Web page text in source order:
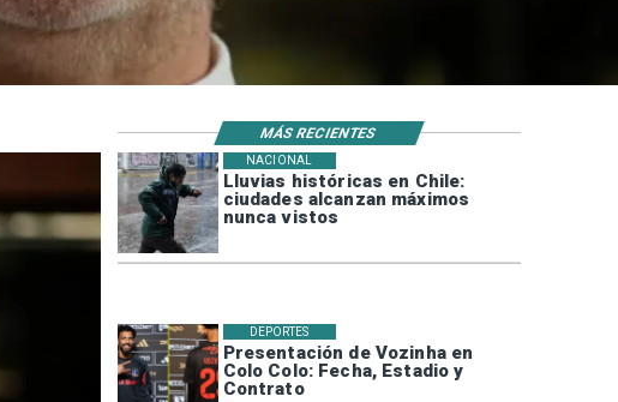
Lluvias históricas en Chile:
ciudades alcanzan máximos
nunca vistos
NACIONAL
Presentación de Vozinha en
Colo Colo: Fecha, Estadio y
Contrato
DEPORTES
MÁS RECIENTES